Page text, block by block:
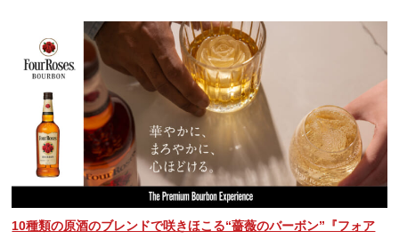
10種類の原酒のブレンドで咲きほこる“薔薇のバーボン”『フォア